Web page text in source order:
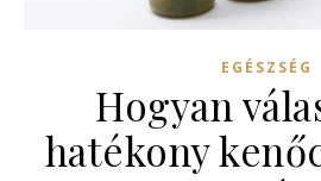
EGÉSZSÉG
Hogyan
hatékony